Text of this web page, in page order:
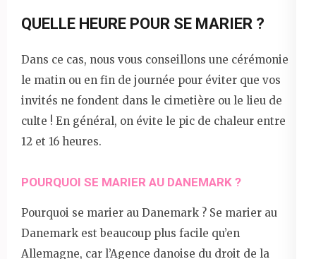
QUELLE HEURE POUR SE MARIER ?
Dans ce cas, nous vous conseillons une cérémonie
le matin ou en fin de journée pour éviter que vos
invités ne fondent dans le cimetière ou le lieu de
culte ! En général, on évite le pic de chaleur entre
12 et 16 heures.
POURQUOI SE MARIER AU DANEMARK ?
Pourquoi se marier au Danemark ? Se marier au
Danemark est beaucoup plus facile qu’en
Allemagne, car l’Agence danoise du droit de la